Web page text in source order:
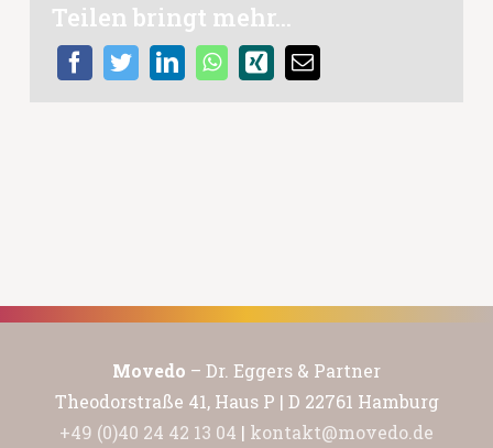
Teilen bringt mehr...
Movedo – Dr. Eggers & Partner
Theodorstraße 41, Haus P | D 22761 Hamburg
+49 (0)40 24 42 13 04 | kontakt@movedo.de